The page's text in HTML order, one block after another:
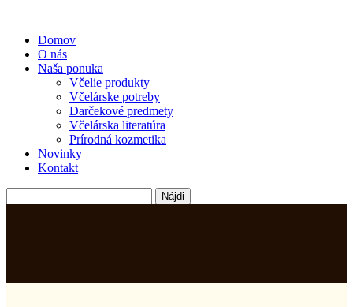
Domov
O nás
Naša ponuka
Včelie produkty
Včelárske potreby
Darčekové predmety
Včelárska literatúra
Prírodná kozmetika
Novinky
Kontakt